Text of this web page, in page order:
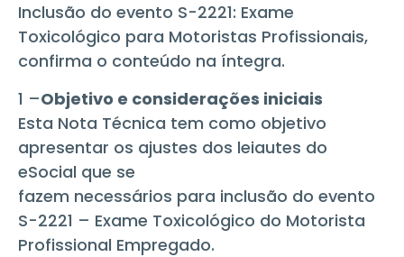
Inclusão do evento S-2221: Exame
Toxicológico para Motoristas Profissionais,
confirma o conteúdo na íntegra.
1 –Objetivo e considerações iniciais
Esta Nota Técnica tem como objetivo
apresentar os ajustes dos leiautes do
eSocial que se
fazem necessários para inclusão do evento
S-2221 – Exame Toxicológico do Motorista
Profissional Empregado.